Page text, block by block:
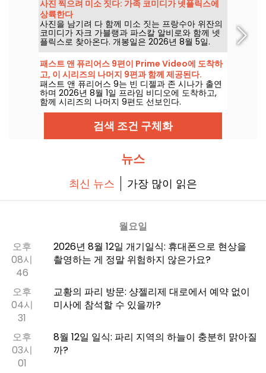
사진 찍으려 미소 짓다: 가족 코미디가 넷플릭스에
상륙한다
사진을 남기려 다 함께 미소 짓는 프랑수아 위잔의
코미디가 자크 가블랭과 파스칼 알비로와 함께 넷
플릭스로 찾아온다. 개봉일은 2026년 8월 5일.
패스트 앤 퓨리어스 9편이 Prime Video에 도착하
고, 이 시리즈의 나머지 9편과 함께 제공된다.
패스트 앤 퓨리어스 9는 빈 디젤과 존 시나가 출연
하며 2026년 8월 1일 프라임 비디오에 도착하고,
함께 시리즈의 나머지 9편도 선보인다.
검색 조건 구체화
뉴스
최신 뉴스 가장 많이 읽은
월요일
오후
08시
46
2026년 8월 12일 개기일식: 휴대폰으로 현상을
촬영하는 게 정말 위험하지 않은가요?
오후
04시
31
교황의 파리 방문: 샹젤리제 대로에서 예약 없이
미사에 참석할 수 있을까?
오후
03시
01
8월 12일 일식: 파리 지역의 하늘이 충분히 맑아질
까?